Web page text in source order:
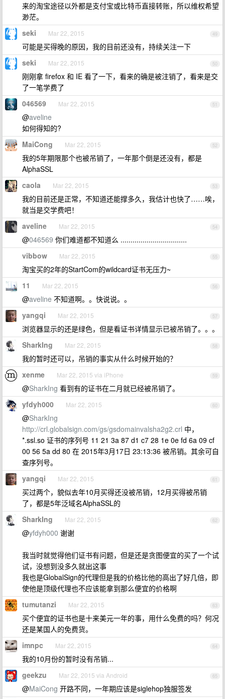
来的淘宝途径以外都是支付宝或比特币直接转账，所以维权希望
渺茫。
49
seki Mar 22, 2015
可能是买得晚的原因，我的目前还没有，持续关注一下
50
seki Mar 22, 2015
刚刚拿 firefox 和 IE 看了一下，看来的确是被注销了，看来是交
了一笔学费了
51
046569 Mar 22, 2015
@aveline
如何得知的?
52
MaiCong Mar 22, 2015
我的5年期限那个也被吊销了，一年那个倒是还没有，都是
AlphaSSL
53
caola Mar 22, 2015
我的目前还是正常，不知道还能撑多久，我估计也快了……唉，
就当是交学费吧！
54
aveline Mar 22, 2015
@046569 你们难道都不知道么 .................................
55
vibbow Mar 22, 2015
淘宝买的2年的StartCom的wildcard证书无压力~
56
11 Mar 22, 2015
@aveline 不知道啊。。快说说。。
57
yangqi Mar 22, 2015
浏览器显示的还是绿色，但是看证书详情显示已被吊销了。。。
58
SharkIng Mar 22, 2015
我的暂时还可以，吊销的事实从什么时候开始的？
59
xenme Mar 22, 2015 via iPhone
@SharkIng 看到有的证书在二月就已经被吊销了。
60
yfdyh000 Mar 22, 2015
@SharkIng
http://crl.globalsign.com/gs/gsdomainvalsha2g2.crl 中，
*.ssl.so 证书的‎序列号 11 21 3a 87 d1 c7 28 1e 0e fd 6a 09 cf
00 56 5a dd 80 在‎ 2015‎年‎3‎月‎17‎日 23:13:36 被吊销。其余可自
查序列号。
61
yangqi Mar 22, 2015
买过两个，貌似去年10月买得还没被吊销，12月买得被吊销
了，都是5年泛域名AlphaSSL的
62
SharkIng Mar 22, 2015
@yfdyh000 谢谢
我当时就觉得他们证书有问题，但是还是贪图便宜的买了一个试
试，没想到没多久就出这事
我也是GlobalSign的代理但是我的价格比他的高出了好几倍，即
使他是顶级代理也不应该能拿到那么便宜的价格啊
63
tumutanzi Mar 22, 2015
买个便宜的证书也是十来美元一年的事，用什么免费的吗？何况
还是某国人的免费货。
64
imnpc Mar 22, 2015
我的10月份的暂时没有吊销...
65
geekzu Mar 22, 2015 via Android
@MaiCong 开路不同，一年期应该是siglehop独服签发